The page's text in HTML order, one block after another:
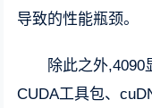
导致的性能瓶颈。
除此之外
CUDA工具包、